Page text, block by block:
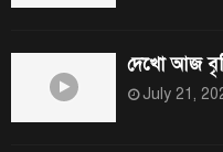
দেখো আজ
July 21,